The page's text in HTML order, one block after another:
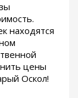
находятся
цены
Оскол!